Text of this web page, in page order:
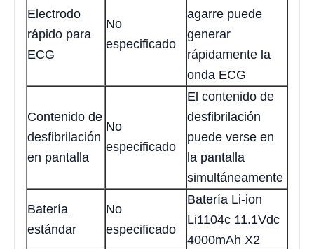
Electrodo
rápido para
ECG
No
especificado
agarre puede
generar
rápidamente la
onda ECG
Contenido de
desfibrilación
en pantalla
No
especificado
El contenido de
desfibrilación
puede verse en
la pantalla
simultáneamente
Batería
estándar
No
especificado
Batería Li-ion
Li1104c 11.1Vdc
4000mAh X2